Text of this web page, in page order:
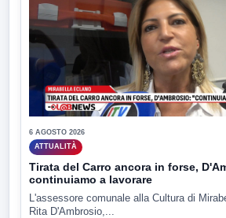
6 AGOSTO 2026
ATTUALITÀ
Tirata del Carro ancora in forse,
continuiamo a lavorare
L'assessore comunale alla Cultura di
Rita D'Ambrosio,...